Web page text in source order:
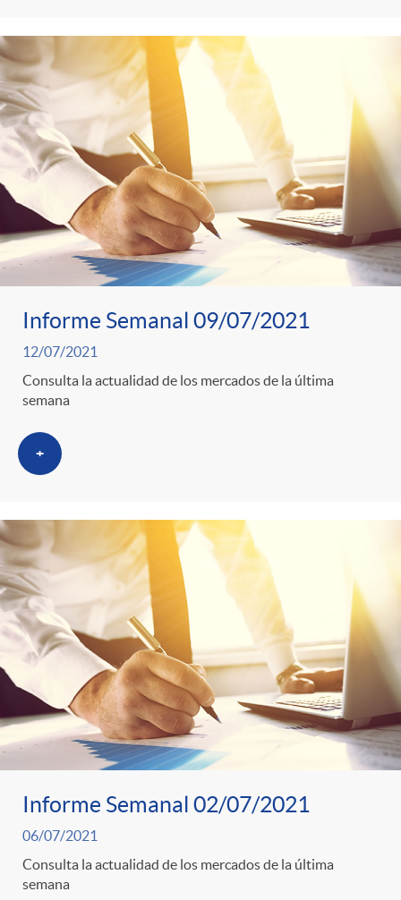
Informe Semanal 09/07/2021
12/07/2021
Consulta la actualidad de los mercados de la última
semana
+
Informe Semanal 02/07/2021
06/07/2021
Consulta la actualidad de los mercados de la última
semana